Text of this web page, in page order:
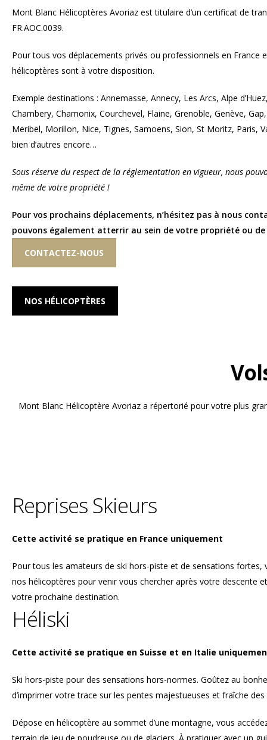
Mont Blanc Hélicoptères Avoriaz est titulaire d’un certificat de
FR.AOC.0039.
Pour tous vos déplacements privés ou professionnels en France
hélicoptères sont à votre disposition.
Exemple destinations : Annemasse, Annecy, Les Arcs, Alpe
Chambery, Chamonix, Courchevel, Flaine, Grenoble, Genève,
Meribel, Morillon, Nice, Tignes, Samoens, Sion, St Moritz, Paris,
bien d’autres encore…
Sous réserve du respect de la réglementation en vigueur, nous
même de votre propriété !
Pour vos prochains déplacements, n’hésitez pas à nous
pouvons également atterrir au sein de votre propriété ou
CONTACTEZ-NOUS
NOS HÉLICOPTÈRES
Mont Blanc Hélicoptère Avoriaz a répertorié pour votre plus
Reprises Skieurs
Cette activité se pratique en France uniquement
Pour tous les amateurs de ski hors-piste et de sensations fortes,
nos hélicoptères pour venir vous chercher après votre descente
votre prochaine destination.
Héliski
Cette activité se pratique en Suisse et en Italie
Ski hors-piste pour des sensations hors-normes. Goûtez au
d’imprimer votre trace sur les pentes majestueuses et fraîche des
Dépose en hélicoptère au sommet d’une montagne, vous